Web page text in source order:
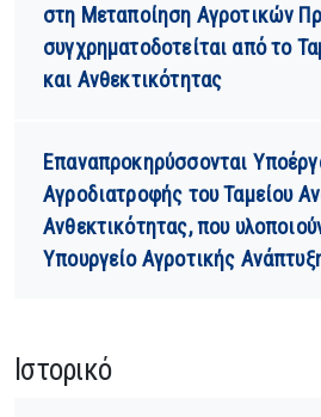
στη Μεταποίηση Αγροτικών
συγχρηματοδοτείται από το
και Ανθεκτικότητας
Επαναπροκηρύσσονται
Αγροδιατροφής του Ταμείου
Ανθεκτικότητας, που
Υπουργείο Αγροτικής
Ιστορικό